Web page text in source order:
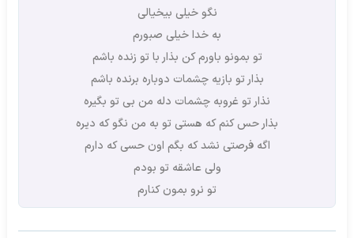
نگو خیلی بیخیالی
به خدا خیلی صبورم
تو بمونو باورم کن بذار با تو زنده باشم
بذار تو بازیه چشمات دوباره برنده باشم
نذار تو غروبه چشمات دله من بی تو بگیره
بذار حس کنم که هستی تو به من نگو که دیره
اگه فرصتی نشد که بگم اون حسی که دارم
ولی عاشقه تو بودم
تو نرو بمون کنارم